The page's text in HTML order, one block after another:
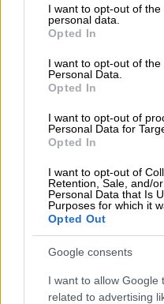
not limited to your visit or
grant or deny consent to
use your data for below
consent section.
I want to opt-out of
personal data.
Opted In
I want to opt-out of the
Personal Data.
Opted In
I want to opt-out of
Personal Data for
Opted In
I want to opt-out of
Retention, Sale, and/
Personal Data that Is
Purposes for which it
Opted Out
Google consents
I want to allow Google
related to advertising
για τις ηλικίες
Δεν έχει
όλα ή κάποια από
σιρόπιαπό την
Μια πηγή στην
το θέμα.
Την Τρίτη στηνΙνδία
επιθεωρήσεις σε
να διασφαλιστεί
πρότυπα